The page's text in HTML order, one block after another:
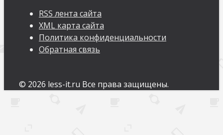
RSS лента сайта
XML карта сайта
Политика конфиденциальности
Обратная связь
© 2026 less-it.ru Все права защищены.